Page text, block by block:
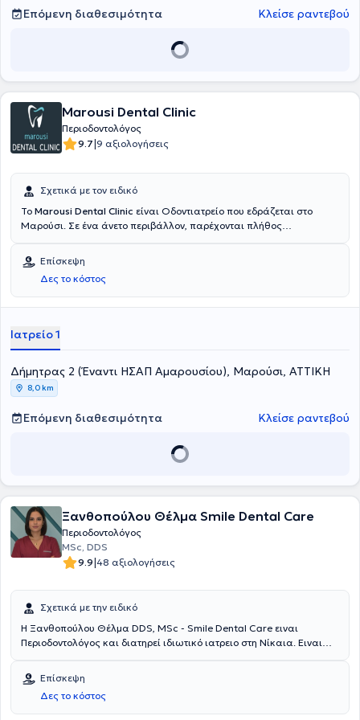
Επόμενη διαθεσιμότητα Κλείσε ραντεβού
Marousi Dental Clinic
Περιοδοντολόγος
9.7|9 αξιολογήσεις
Σχετικά με τον ειδικό
To Marousi Dental Clinic είναι Οδοντιατρείο που εδράζεται στο
Μαρούσι. Σε ένα άνετο περιβάλλον, παρέχονται πλήθος
Περιοδοντολόγους. Υιοθετούνται οι πλέον εξελιγμένες τεχνολογίες
και βασικό μέλημα είναι η εφαρμογή λύσεων απόλυτα
προσαρμοσμένων στις ανάγκες των ασθενών.
Επίσκεψη
Δες το κόστος
Ιατρείο 1
Δήμητρας 2 (Έναντι ΗΣΑΠ Αμαρουσίου), Μαρούσι, ΑΤΤΙΚΗ
8,0 km
Επόμενη διαθεσιμότητα Κλείσε ραντεβού
Ξανθοπούλου Θέλμα Smile Dental Care
Περιοδοντολόγος
MSc, DDS
9.9|48 αξιολογήσεις
Σχετικά με την ειδικό
H Ξανθοπούλου Θέλμα DDS, MSc - Smile Dental Care ειναι
Περιοδοντολόγος και διατηρεί ιδιωτικό ιατρειο στη Νίκαια. Ειναι
κατέχει μεταπτυχιακό διπλωμα ειδίκευσης του τριετούς
προγράμματος Περιοδοντολογίας και Βιολογίας Εμφυτευμάτων απο
το Αριστοτέλειο Πανεπιστήμιο Θεσσαλονίκης. Έχει συμμετάσχει ως
ομιλήτρια σε πλήθος ελληνικών και διεθνών συνεδρίων και αριθμεί
Επίσκεψη
Δες το κόστος